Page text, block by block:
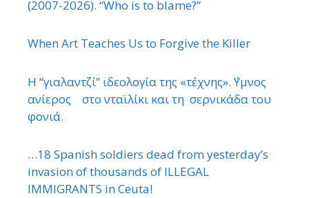
(2007-2026). “Who is to blame?”
When Art Teaches Us to Forgive the Killer
Η “γιαλαντζί” ιδεολογία της «τέχνης». ΄Υμνος
ανίερος στο νταϊλίκι και τη σερνικάδα του
φονιά.
…18 Spanish soldiers dead from yesterday’s
invasion of thousands of ILLEGAL
IMMIGRANTS in Ceuta!